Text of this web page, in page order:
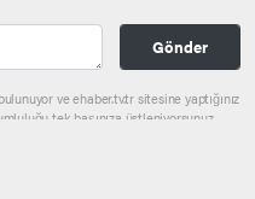
Gönder
ve ehaber.tv.tr sitesine yaptığınız
tek başınıza üstleniyorsunuz.